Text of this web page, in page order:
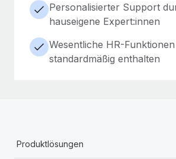
Personalisierter Support
hauseigene Expert:innen
Wesentliche HR-Funktionen
standardmäßig enthalten
Produktlösungen